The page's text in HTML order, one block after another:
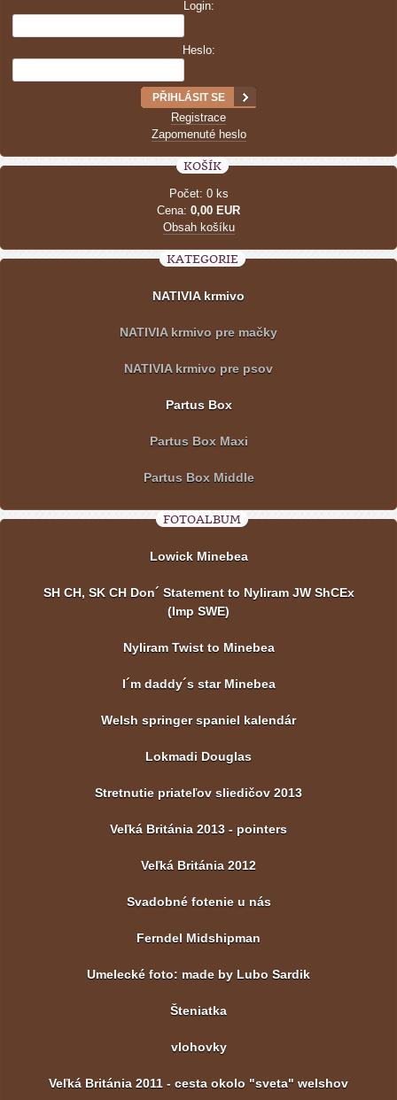
Login:
Heslo:
Registrace
Zapomenuté heslo
KOŠÍK
Počet: 0 ks
Cena: 0,00 EUR
Obsah košíku
KATEGORIE
NATIVIA krmivo
NATIVIA krmivo pre mačky
NATIVIA krmivo pre psov
Partus Box
Partus Box Maxi
Partus Box Middle
FOTOALBUM
Lowick Minebea
SH CH, SK CH Don´ Statement to Nyliram JW ShCEx
(Imp SWE)
Nyliram Twist to Minebea
I´m daddy´s star Minebea
Welsh springer spaniel kalendár
Lokmadi Douglas
Stretnutie priateľov sliedičov 2013
Veľká Británia 2013 - pointers
Veľká Británia 2012
Svadobné fotenie u nás
Ferndel Midshipman
Umelecké foto: made by Lubo Sardik
Šteniatka
vlohovky
Veľká Británia 2011 - cesta okolo "sveta" welshov